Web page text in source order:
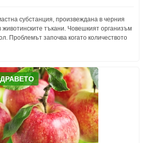
субстанция, произвеждана в черния
тъкани. Човешкият организъм
Проблемът започва когато количеството